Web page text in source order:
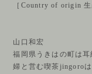
［Country of origin
山口和宏
福岡県うきはの町は
婦と営む喫茶jingoro